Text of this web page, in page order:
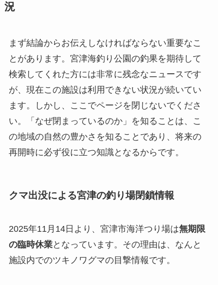
況
まず結論からお伝えしなければならない重要なこ
とがあります。宮津海釣り公園の釣果を期待して
検索してくれた方には非常に残念なニュースです
が、現在この施設は利用できない状況が続いてい
ます。しかし、ここでページを閉じないでくださ
い。「なぜ閉まっているのか」を知ることは、こ
の地域の自然の豊かさを知ることであり、将来の
再開時に必ず役に立つ知識となるからです。
クマ出没による宮津の釣り場閉鎖情報
2025年11月14日より、宮津市海洋つり場は無期限
の臨時休業となっています。その理由は、なんと
施設内でのツキノワグマの目撃情報です。